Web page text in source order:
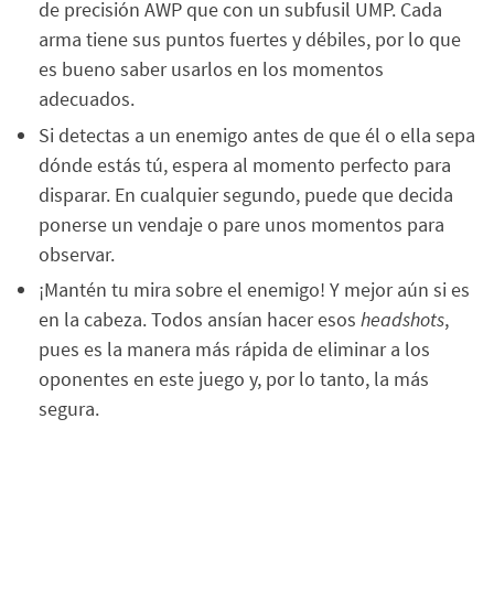
de precisión AWP que con un subfusil UMP. Cada
arma tiene sus puntos fuertes y débiles, por lo que
es bueno saber usarlos en los momentos
adecuados.
Si detectas a un enemigo antes de que él o ella sepa
dónde estás tú, espera al momento perfecto para
disparar. En cualquier segundo, puede que decida
ponerse un vendaje o pare unos momentos para
observar.
¡Mantén tu mira sobre el enemigo! Y mejor aún si es
en la cabeza. Todos ansían hacer esos headshots,
pues es la manera más rápida de eliminar a los
oponentes en este juego y, por lo tanto, la más
segura.